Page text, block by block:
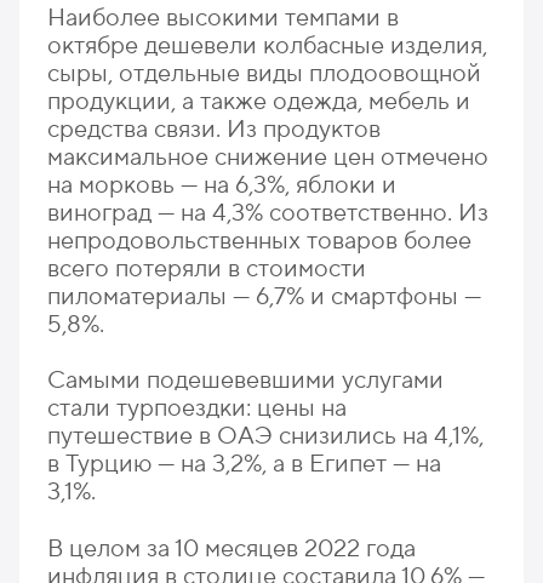
Наиболее высокими темпами в
октябре дешевели колбасные изделия,
сыры, отдельные виды плодоовощной
продукции, а также одежда, мебель и
средства связи. Из продуктов
максимальное снижение цен отмечено
на морковь — на 6,3%, яблоки и
виноград — на 4,3% соответственно. Из
непродовольственных товаров более
всего потеряли в стоимости
пиломатериалы — 6,7% и смартфоны —
5,8%.
Самыми подешевевшими услугами
стали турпоездки: цены на
путешествие в ОАЭ снизились на 4,1%,
в Турцию — на 3,2%, а в Египет — на
3,1%.
В целом за 10 месяцев 2022 года
инфляция в столице составила 10,6% —